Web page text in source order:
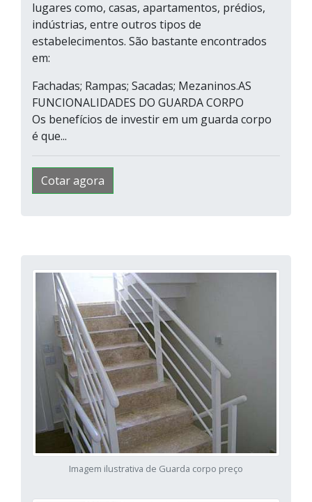
lugares como, casas, apartamentos, prédios,
indústrias, entre outros tipos de
estabelecimentos. São bastante encontrados
em:
Fachadas; Rampas; Sacadas; Mezaninos.AS
FUNCIONALIDADES DO GUARDA CORPO
Os benefícios de investir em um guarda corpo
é que...
Cotar agora
Imagem ilustrativa de Guarda corpo preço